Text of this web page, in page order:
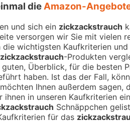
dieAmazon-
und sich ein zickzackstrauch
versorgen wir Sie mit vielen
wichtigsten Kaufkriterien
zickzackstrauch-Produkten
Überblick, für die
haben. Ist das der Fall,
Ihnen außerdem sagen,
ihnen in unseren Kaufkriterien
Schnäppchen
für das